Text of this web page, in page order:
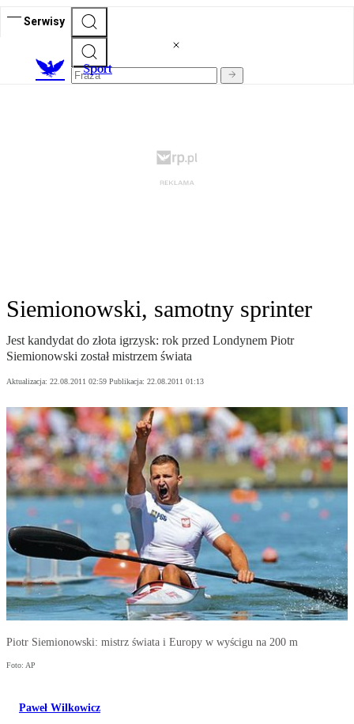
Serwisy
Sport
Siemionowski, samotny sprinter
Jest kandydat do złota igrzysk: rok przed Londynem Piotr
Siemionowski został mistrzem świata
Aktualizacja: 22.08.2011 02:59 Publikacja: 22.08.2011 01:13
Piotr Siemionowski: mistrz świata i Europy w wyścigu na 200 m
Foto: AP
Paweł Wilkowicz